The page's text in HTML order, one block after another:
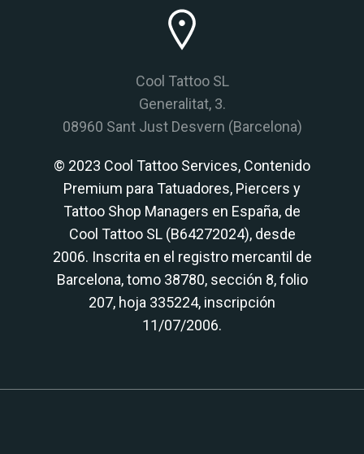
Cool Tattoo SL
Generalitat, 3.
08960 Sant Just Desvern (Barcelona)
© 2023 Cool Tattoo Services, Contenido
Premium para Tatuadores, Piercers y
Tattoo Shop Managers en España, de
Cool Tattoo SL (B64272024), desde
2006. Inscrita en el registro mercantil de
Barcelona, tomo 38780, sección 8, folio
207, hoja 335224, inscripción
11/07/2006.